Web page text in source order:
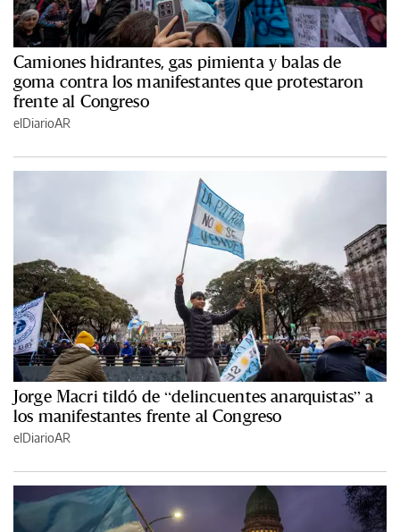
Camiones hidrantes, gas pimienta y balas de
goma contra los manifestantes que protestaron
frente al Congreso
elDiarioAR
Jorge Macri tildó de “delincuentes anarquistas” a
los manifestantes frente al Congreso
elDiarioAR